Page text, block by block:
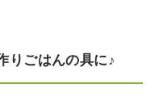
りごはんの具に♪